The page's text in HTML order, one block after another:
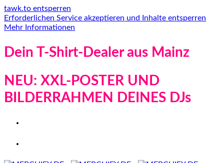
tawk.to entsperren
Erforderlichen Service akzeptieren und Inhalte entsperren
Mehr Informationen
Dein T-Shirt-Dealer aus Mainz
NEU: XXL-POSTER UND
BILDERRAHMEN DEINES DJs